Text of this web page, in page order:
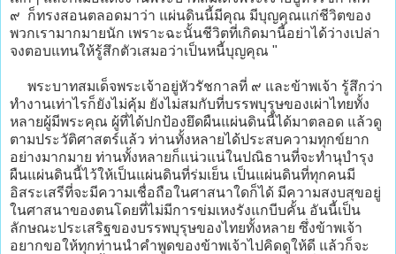
๙ ก็ทรงสอนตลอดมาว่า แผ่นดินนี้มีคุณ มีบุญคุณแก่ชีวิตของ
พวกเรามากมายนัก เพราะฉะนั้นชีวิตที่เกิดมานี้อย่าได้ว่างเปล่า
จงตอบแทนให้รู้สึกตัวเสมอว่าเป็นหนี้บุญคุณ "
พระบาทสมเด็จพระเจ้าอยู่หัวรัชกาลที่ ๙ และข้าพเจ้า รู้สึกว่า
ทำงานเท่าไรก็ยังไม่คุ้ม ยังไม่สมกับที่บรรพบุรุษของเผ่าไทยทั้ง
หลายผู้มีพระคุณ ผู้ที่ได้ปกป้องยึดผืนแผ่นดินนี้ได้มาตลอด แล้วดู
ตามประวัติศาสตร์แล้ว ท่านทั้งหลายได้ประสบความทุกข์ยาก
อย่างมากมาย ท่านทั้งหลายก็แน่วแน่ในปณิธานที่จะทำนุบำรุง
ผืนแผ่นดินนี้ไว้ให้เป็นแผ่นดินที่ร่มเย็น เป็นแผ่นดินที่ทุกคนมี
อิสระเสรีที่จะมีความเชื่อถือในศาสนาใดก็ได้ มีความสงบสุขอยู่
ในศาสนาของตนโดยที่ไม่มีการข่มเหงรังแกบีบคั้น อันนี้เป็น
ลักษณะประเสริฐของบรรพบุรุษของไทยทั้งหลาย ซึ่งข้าพเจ้า
อยากขอให้ทุกท่านนำคำพูดของข้าพเจ้าไปคิดดูให้ดี แล้วก็จะ